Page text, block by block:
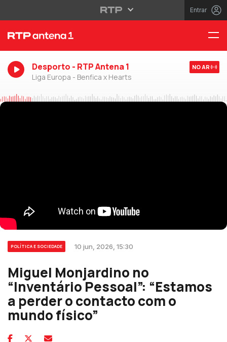
Entrar
Desporto - RTP Antena 1
Liga Europa - Benfica x Hearts
NO AR
POLÍTICA E SOCIEDADE 10 jun, 2026, 15:30
Miguel Monjardino no
“Inventário Pessoal”: “Estamos
a perder o contacto com o
mundo físico”